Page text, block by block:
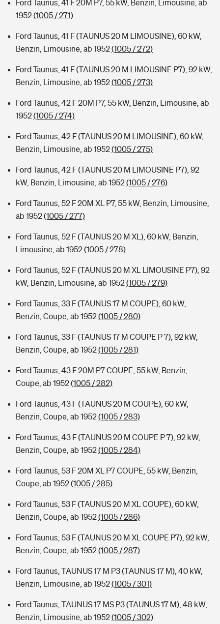
Ford Taunus, 41 F 20M P7, 55 kW, Benzin, Limousine, ab
1952(1005 / 271)
Ford Taunus, 41 F (TAUNUS 20 M LIMOUSINE), 60 kW,
Benzin, Limousine, ab 1952(1005 / 272)
Ford Taunus, 41 F (TAUNUS 20 M LIMOUSINE P7), 92 kW,
Benzin, Limousine, ab 1952(1005 / 273)
Ford Taunus, 42 F 20M P7, 55 kW, Benzin, Limousine, ab
1952(1005 / 274)
Ford Taunus, 42 F (TAUNUS 20 M LIMOUSINE), 60 kW,
Benzin, Limousine, ab 1952(1005 / 275)
Ford Taunus, 42 F (TAUNUS 20 M LIMOUSINE P7), 92
kW, Benzin, Limousine, ab 1952(1005 / 276)
Ford Taunus, 52 F 20M XL P7, 55 kW, Benzin, Limousine,
ab 1952(1005 / 277)
Ford Taunus, 52 F (TAUNUS 20 M XL), 60 kW, Benzin,
Limousine, ab 1952(1005 / 278)
Ford Taunus, 52 F (TAUNUS 20 M XL LIMOUSINE P7), 92
kW, Benzin, Limousine, ab 1952(1005 / 279)
Ford Taunus, 33 F (TAUNUS 17 M COUPE), 60 kW,
Benzin, Coupe, ab 1952(1005 / 280)
Ford Taunus, 33 F (TAUNUS 17 M COUPE P 7), 92 kW,
Benzin, Coupe, ab 1952(1005 / 281)
Ford Taunus, 43 F 20M P7 COUPE, 55 kW, Benzin,
Coupe, ab 1952(1005 / 282)
Ford Taunus, 43 F (TAUNUS 20 M COUPE), 60 kW,
Benzin, Coupe, ab 1952(1005 / 283)
Ford Taunus, 43 F (TAUNUS 20 M COUPE P 7), 92 kW,
Benzin, Coupe, ab 1952(1005 / 284)
Ford Taunus, 53 F 20M XL P7 COUPE, 55 kW, Benzin,
Coupe, ab 1952(1005 / 285)
Ford Taunus, 53 F (TAUNUS 20 M XL COUPE), 60 kW,
Benzin, Coupe, ab 1952(1005 / 286)
Ford Taunus, 53 F (TAUNUS 20 M XL COUPE P7), 92 kW,
Benzin, Coupe, ab 1952(1005 / 287)
Ford Taunus, TAUNUS 17 M P3 (TAUNUS 17 M), 40 kW,
Benzin, Limousine, ab 1952(1005 / 301)
Ford Taunus, TAUNUS 17 MS P3 (TAUNUS 17 M), 48 kW,
Benzin, Limousine, ab 1952(1005 / 302)